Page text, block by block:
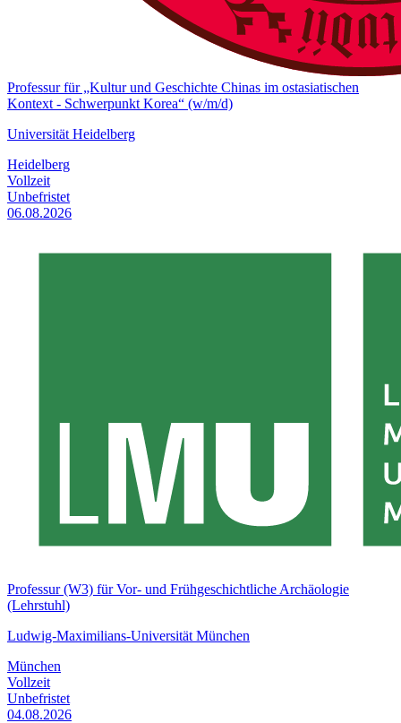
Professur für „Kultur und Geschichte Chinas im ostasiatischen
Kontext - Schwerpunkt Korea“ (w/m/d)
Universität Heidelberg
Heidelberg
Vollzeit
Unbefristet
06.08.2026
Professur (W3) für Vor- und Frühgeschichtliche Archäologie
(Lehrstuhl)
Ludwig-Maximilians-Universität München
München
Vollzeit
Unbefristet
04.08.2026